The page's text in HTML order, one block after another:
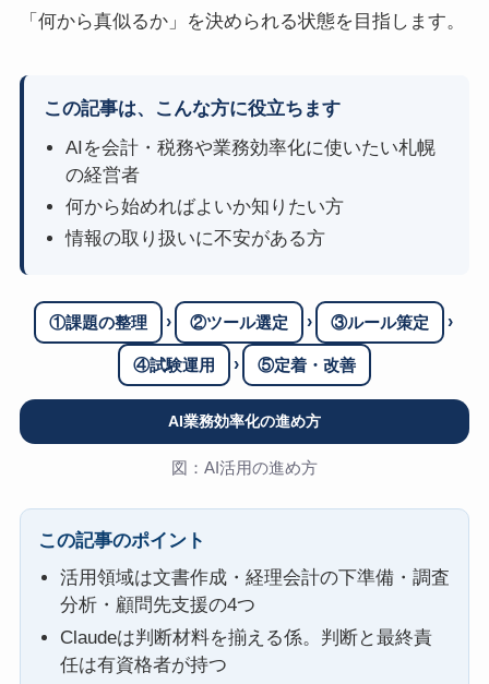
「何から真似るか」を決められる状態を目指します。
この記事は、こんな方に役立ちます
AIを会計・税務や業務効率化に使いたい札幌
の経営者
何から始めればよいか知りたい方
情報の取り扱いに不安がある方
①課題の整理 › ②ツール選定 › ③ルール策定 ›
④試験運用 › ⑤定着・改善
AI業務効率化の進め方
図：AI活用の進め方
この記事のポイント
活用領域は文書作成・経理会計の下準備・調査
分析・顧問先支援の4つ
Claudeは判断材料を揃える係。判断と最終責
任は有資格者が持つ